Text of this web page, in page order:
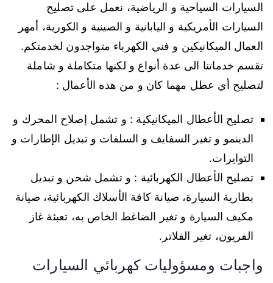
السيارات السياحية و الرياضية، نعمل على تصليح
السيارات الأمريكية و اليابانية و الصينية و الكورية، أمهر
العمال الميكانيكين و فني الكهرباء متواجدون لخدمتكم.
تقسم خدماتنا الى عدة أنواع و لكنها متكاملة و شاملة
لتصليح أي عطل مهما كان و من هذه الأعمال :
تصليح الأعطال الميكانيكية : و تشمل إصلاح المحرك و
الدينمو و تغير السفايف و السلفات و تبديل الإطارات و
التوايرات.
تصليح الأعطال الكهربائية : و تشمل شحن و تبديل
بطارية السيارة، صيانة كافة الأسلاك الكهربائية، صيانة
مكيف السيارة و تغير الضاغط الخاص به، تعبئة غاز
الفريون، تغير الفلاتر.
واجبات ومسؤوليات كهربائي السيارات